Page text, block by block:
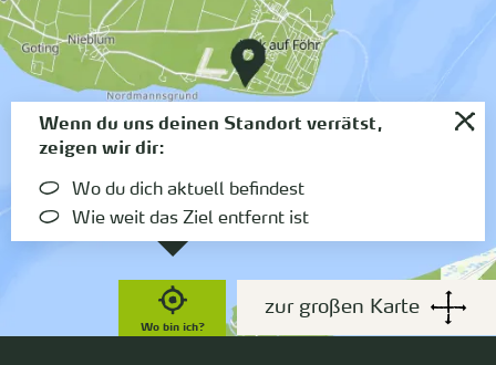
Wo bin ich?
Wenn du uns deinen Standort verrätst,
zeigen wir dir:
Wo du dich aktuell befindest
Wie weit das Ziel entfernt ist
zur großen Karte